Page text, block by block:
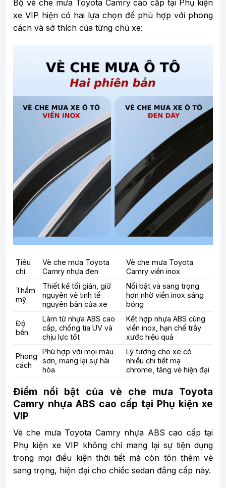
Bộ vè che mưa Toyota Camry cao cấp tại Phụ kiện
xe VIP hiện có hai lựa chọn để phù hợp với phong
cách và sở thích của từng chủ xe:
Tiêu
chí
Vè che mưa Toyota
Camry nhựa đen
Vè che mưa Toyota
Camry viền inox
Thẩm
mỹ
Thiết kế tối giản, giữ
nguyên vẻ tinh tế
nguyên bản của xe
Nổi bật và sang trọng
hơn nhờ viền inox sáng
bóng
Độ
bền
Làm từ nhựa ABS cao
cấp, chống tia UV và
chịu lực tốt
Kết hợp nhựa ABS cùng
viền inox, hạn chế trầy
xước hiệu quả
Phong
cách
Phù hợp với mọi màu
sơn, mang lại sự hài
hòa
Lý tưởng cho xe có
nhiều chi tiết mạ
chrome, tăng vẻ hiện đại
Điểm nổi bật của vè che mưa Toyota
Camry nhựa ABS cao cấp tại Phụ kiện xe
VIP
Vè che mưa Toyota Camry nhựa ABS cao cấp tại
Phụ kiện xe VIP không chỉ mang lại sự tiện dụng
trong mọi điều kiện thời tiết mà còn tôn thêm vẻ
sang trọng, hiện đại cho chiếc sedan đẳng cấp này.